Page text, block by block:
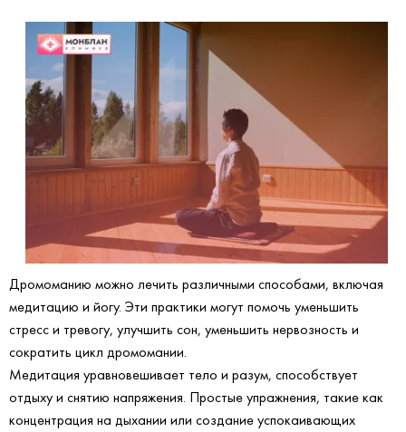
Дромоманию можно лечить различными способами, включая
медитацию и йогу. Эти практики могут помочь уменьшить
стресс и тревогу, улучшить сон, уменьшить нервозность и
сократить цикл дромомании.
Медитация уравновешивает тело и разум, способствует
отдыху и снятию напряжения. Простые упражнения, такие как
концентрация на дыхании или создание успокаивающих